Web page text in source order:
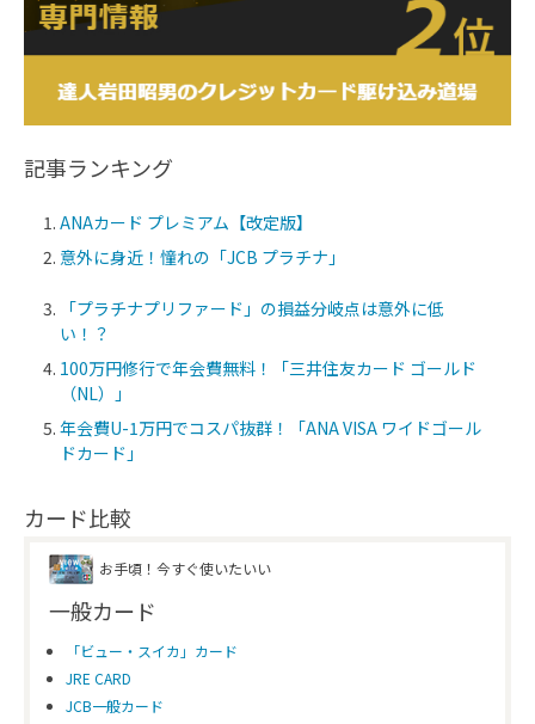
記事ランキング
ANAカード プレミアム【改定版】
意外に身近！憧れの「JCB プラチナ」
「プラチナプリファード」の損益分岐点は意外に低
い！？
100万円修行で年会費無料！「三井住友カード ゴールド
（NL）」
年会費U-1万円でコスパ抜群！「ANA VISA ワイドゴール
ドカード」
カード比較
お手頃！今すぐ使いたいい
一般カード
「ビュー・スイカ」カード
JRE CARD
JCB一般カード